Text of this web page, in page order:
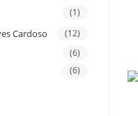
(1)
Cardoso (12)
(6)
(6)